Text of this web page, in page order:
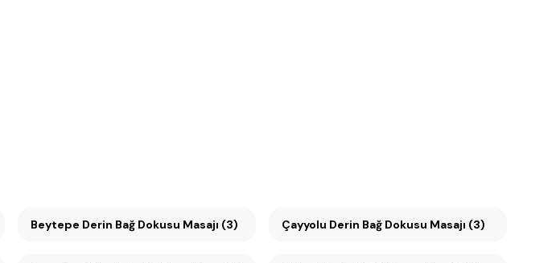
Beytepe Derin Bağ Dokusu Masajı (3) Çayyolu Derin Bağ Dokusu Masajı (3)